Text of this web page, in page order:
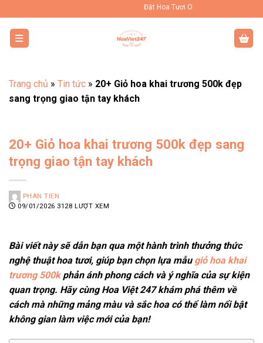
qua
dung
Đặt Hoa Tươi Online Uy Tín Toàn Quốc
Trang chủ » Tin tức » 20+ Giỏ hoa khai trương 500k đẹp
sang trọng giao tận tay khách
20+ Giỏ hoa khai trương 500k đẹp sang
trọng giao tận tay khách
PHAN TIEN
09/01/2026 3128 LƯỢT XEM
Bài viết này sẽ dẫn bạn qua một hành trình thưởng thức
nghệ thuật hoa tươi, giúp bạn chọn lựa mẫu giỏ hoa khai
trương 500kphản ánh phong cách và ý nghĩa của sự kiện
quan trọng. Hãy cùng Hoa Việt 247 khám phá thêm về
cách mà những mảng màu và sắc hoa có thể làm nổi bật
không gian làm việc mới của bạn!